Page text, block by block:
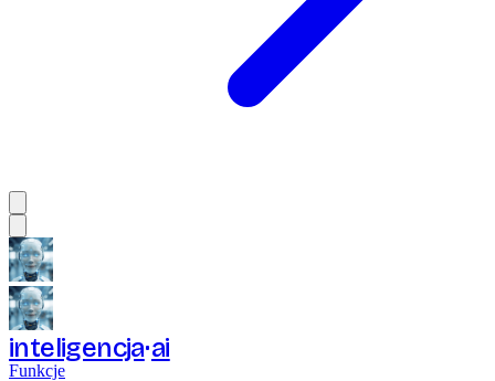
inteligencja ai
Funkcje